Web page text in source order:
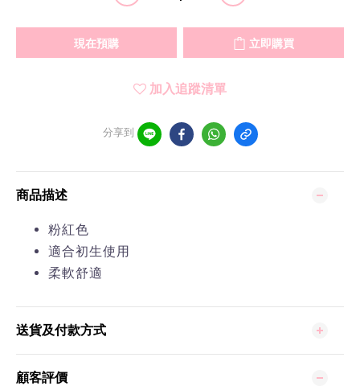
現在預購 立即購買
加入追蹤清單
分享到
商品描述
粉紅色
適合初生使用
柔軟舒適
送貨及付款方式
顧客評價